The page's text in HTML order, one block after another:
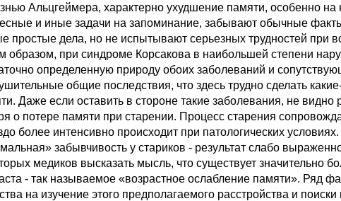
Альцгеймера, характерно ухудшение памяти, особенно
и иные задачи на запоминание, забывают обычные
простые дела, но не испытывают серьезных трудностей при
образом, при синдроме Корсакова в наибольшей степени
определенную природу обоих заболеваний и
общие последствия, что здесь трудно сделать
Даже если оставить в стороне такие заболевания, не видно
о потере памяти при старении. Процесс старения
более интенсивно происходит при патологических
забывчивость у стариков - результат слабо
медиков высказать мысль, что существует значительно
- так называемое «возрастное ослабление памяти». Ряд
на изучение этого предполагаемого расстройства и